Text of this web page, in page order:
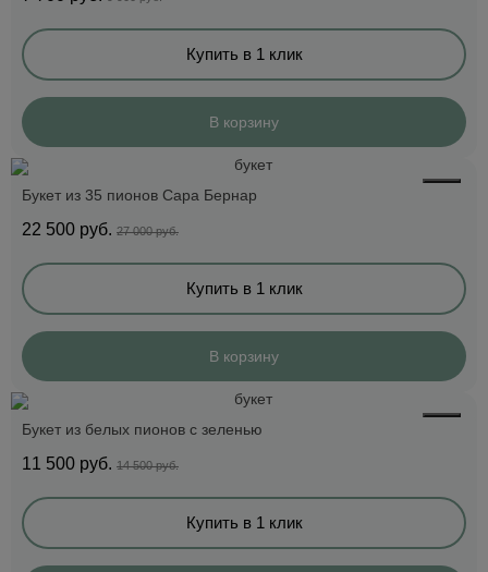
Купить в 1 клик
В корзину
Букет из 35 пионов Сара Бернар
22 500 руб. 27 000 руб.
Купить в 1 клик
В корзину
Букет из белых пионов с зеленью
11 500 руб. 14 500 руб.
Купить в 1 клик